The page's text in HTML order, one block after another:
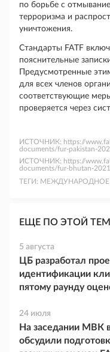
по борьбе с
терроризма и
уничтожения.
Стандарты FATF
пояснительные
Предусмотренные
для всех членов
соответствующие
проверяется через
ИСТОЧНИК: https://
documents/fur-pakistan-
ИСТОЧНИК: https://
documents/fur-bhutan-
ТЕГИ: МЕЖДУНАРОДНОЕ
ЕЩЕ ПО ЭТОЙ
5 августа
ЦБ разработал
идентификации
пятому раунду
24 июля
На заседании МВК
обсудили